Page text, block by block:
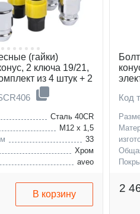
(гайки)
2 ключа 19/21,
из 4 штук + 2
м Hyundai/KIA
Сталь 40CR
M12 x 1,5
33
Хром
aveo
В корзину
Код
bmw
2